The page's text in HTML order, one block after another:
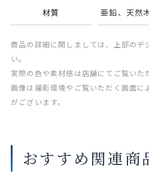
材質 亜鉛、天然
商品の詳細に関しましては、上部のデ
い。
実際の色や素材感は店舗にてご覧いた
画像は撮影環境やご覧いただく画面に
がございます。
おすすめ関連商